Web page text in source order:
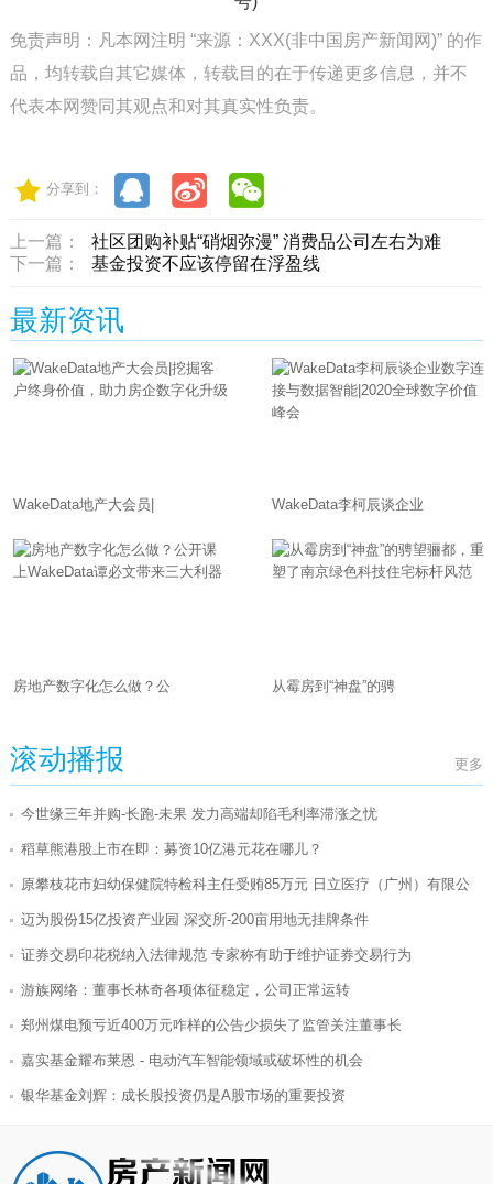
免责声明：凡本网注明 “来源：XXX(非中国房产新闻网)” 的作
品，均转载自其它媒体，转载目的在于传递更多信息，并不
代表本网赞同其观点和对其真实性负责。
分享到：
上一篇：
社区团购补贴“硝烟弥漫” 消费品公司左右为难
下一篇：
基金投资不应该停留在浮盈线
最新资讯
WakeData地产大会员| WakeData李柯辰谈企业
房地产数字化怎么做？公 从霉房到“神盘”的骋
滚动播报 更多
今世缘三年并购-长跑-未果 发力高端却陷毛利率滞涨之忧
稻草熊港股上市在即：募资10亿港元花在哪儿？
原攀枝花市妇幼保健院特检科主任受贿85万元 日立医疗（广州）有限公
迈为股份15亿投资产业园 深交所-200亩用地无挂牌条件
证券交易印花税纳入法律规范 专家称有助于维护证券交易行为
游族网络：董事长林奇各项体征稳定，公司正常运转
郑州煤电预亏近400万元咋样的公告少损失了监管关注董事长
嘉实基金耀布莱恩 - 电动汽车智能领域或破坏性的机会
银华基金刘辉：成长股投资仍是A股市场的重要投资
集成化背景之下的制胜之道：看见趋势、读懂需求、做对自己！